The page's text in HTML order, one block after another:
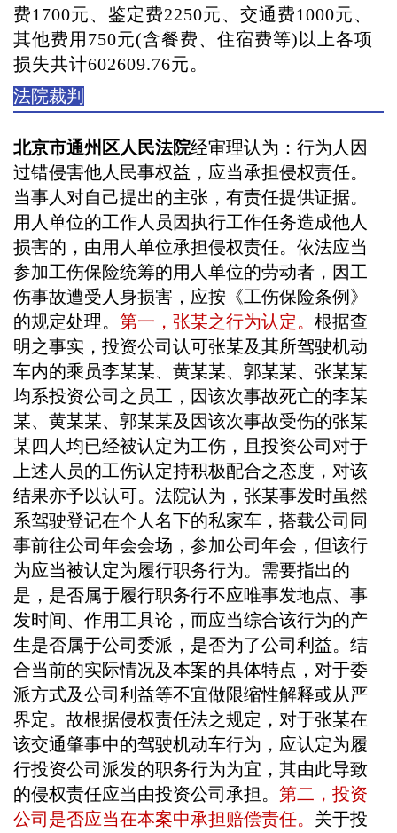
费1700元、鉴定费2250元、交通费1000元、
其他费用750元(含餐费、住宿费等)以上各项
损失共计602609.76元。
法院裁判
北京市通州区人民法院经审理认为：行为人因
过错侵害他人民事权益，应当承担侵权责任。
当事人对自己提出的主张，有责任提供证据。
用人单位的工作人员因执行工作任务造成他人
损害的，由用人单位承担侵权责任。依法应当
参加工伤保险统筹的用人单位的劳动者，因工
伤事故遭受人身损害，应按《工伤保险条例》
的规定处理。 第一，张某之行为认定。 根据查
明之事实，投资公司认可张某及其所驾驶机动
车内的乘员李某某、黄某某、郭某某、张某某
均系投资公司之员工，因该次事故死亡的李某
某、黄某某、郭某某及因该次事故受伤的张某
某四人均已经被认定为工伤，且投资公司对于
上述人员的工伤认定持积极配合之态度，对该
结果亦予以认可。法院认为，张某事发时虽然
系驾驶登记在个人名下的私家车，搭载公司同
事前往公司年会会场，参加公司年会，但该行
为应当被认定为履行职务行为。需要指出的
是，是否属于履行职务行不应唯事发地点、事
发时间、作用工具论，而应当综合该行为的产
生是否属于公司委派，是否为了公司利益。结
合当前的实际情况及本案的具体特点，对于委
派方式及公司利益等不宜做限缩性解释或从严
界定。故根据侵权责任法之规定，对于张某在
该交通肇事中的驾驶机动车行为，应认定为履
行投资公司派发的职务行为为宜，其由此导致
的侵权责任应当由投资公司承担。 第二，投资
公司是否应当在本案中承担赔偿责任。 关于投